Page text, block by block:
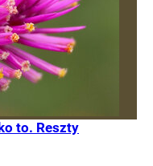
to. Reszty